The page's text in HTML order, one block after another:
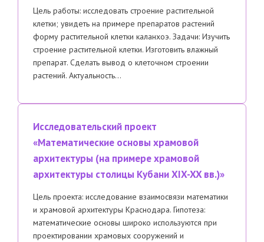
Цель работы: исследовать строение растительной
клетки; увидеть на примере препаратов растений
форму растительной клетки каланхоэ. Задачи: Изучить
строение растительной клетки. Изготовить влажный
препарат. Сделать вывод о клеточном строении
растений. Актуальность…
Исследовательский проект
«Математические основы храмовой
архитектуры (на примере храмовой
архитектуры столицы Кубани XIX-XX вв.)»
Цель проекта: исследование взаимосвязи математики
и храмовой архитектуры Краснодара. Гипотеза:
математические основы широко используются при
проектировании храмовых сооружений и